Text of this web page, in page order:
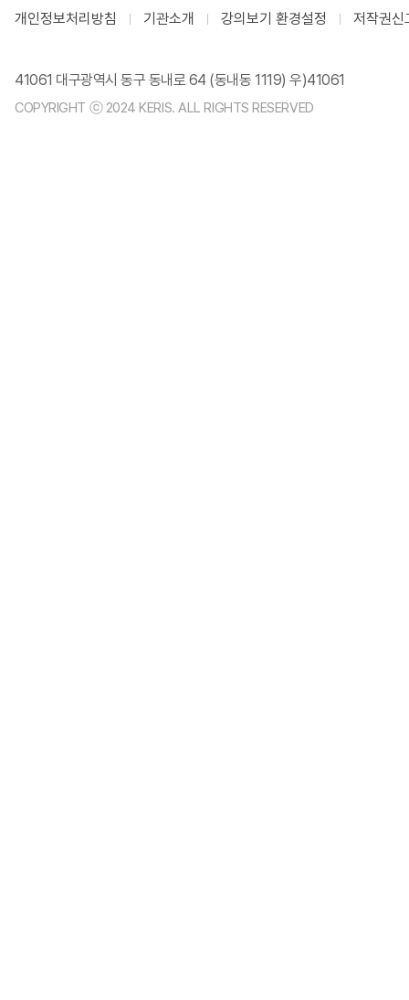
개인정보처리방침 기관소개 강의보기 환경설정 저작권신
41061 대구광역시 동구 동내로 64 (동내동 1119) 우)41061
COPYRIGHT ⓒ 2024 KERIS. ALL RIGHTS RESERVED